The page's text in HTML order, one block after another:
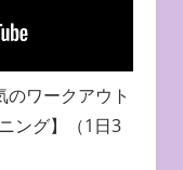
ワークアウト
ング】（1日3